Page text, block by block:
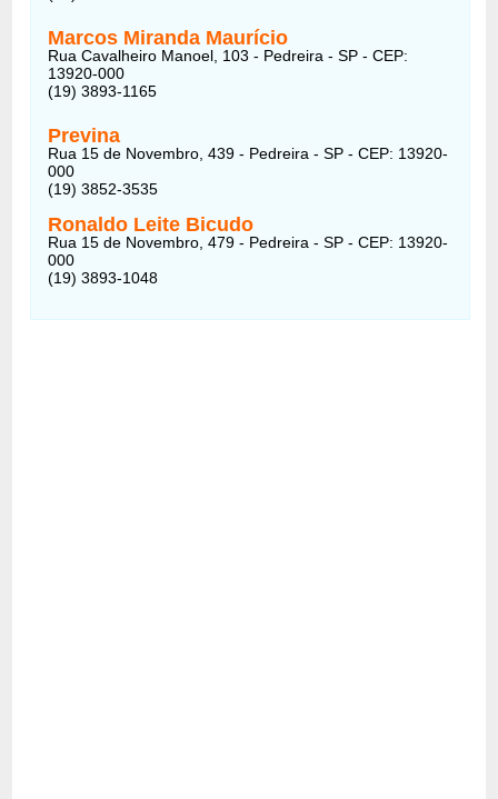
Marcos Miranda Maurício
Rua Cavalheiro Manoel, 103 - Pedreira - SP - CEP:
13920-000
(19) 3893-1165
Previna
Rua 15 de Novembro, 439 - Pedreira - SP - CEP: 13920-
000
(19) 3852-3535
Ronaldo Leite Bicudo
Rua 15 de Novembro, 479 - Pedreira - SP - CEP: 13920-
000
(19) 3893-1048